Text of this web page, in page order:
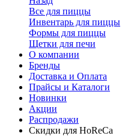
Все для пиццы
Инвентарь для пиццы
Формы для пиццы
Щетки для печи
О компании
Бренды
Доставка и Оплата
Прайсы и Каталоги
Новинки
Акции
Распродажи
Скидки для HoReCa